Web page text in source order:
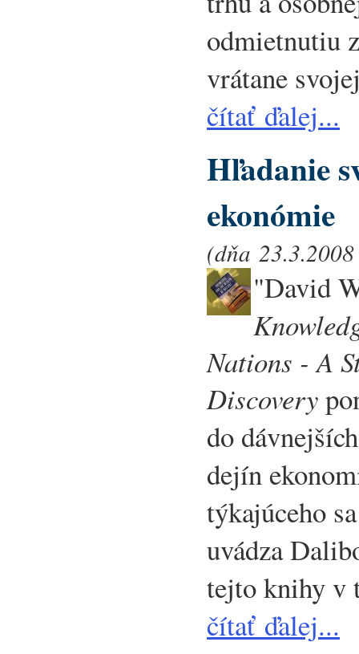
odmietnutiu
vrátane
čítať ďalej...
Hľadanie
ekonómie
(dňa
"David
Nations - A
Discovery
do
dejín
týkajúceho
uvádza
tejto knihy v
čítať ďalej...